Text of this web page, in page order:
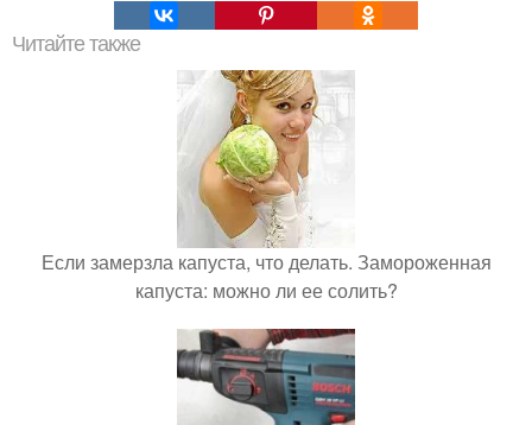
Читайте также
Если замерзла капуста, что делать. Замороженная
капуста: можно ли ее солить?